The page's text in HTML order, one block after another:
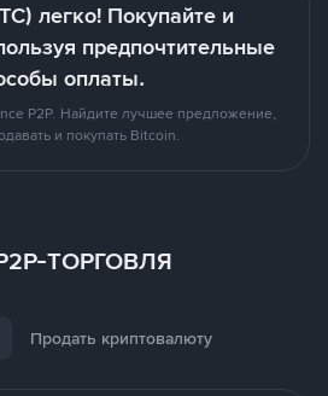
легко! Покупайте и
предпочтительные
оплаты.
P2P. Найдите лучшее предложение,
и покупать Bitcoin.
ТОРГОВЛЯ
Продать криптовалюту